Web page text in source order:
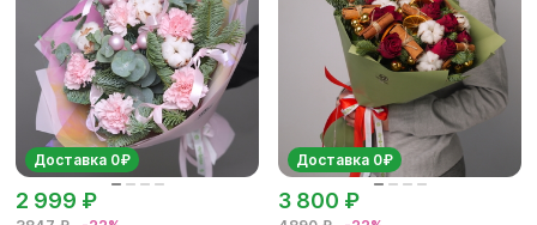
Доставка 0₽
2 999 ₽
Доставка 0₽
3 800 ₽